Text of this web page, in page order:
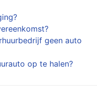
geen auto
op te halen?